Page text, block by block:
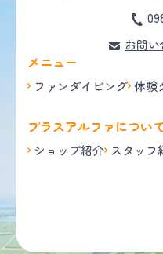
お問
メニュー
ファンダイビング 体験
プラスアルファについて
ショップ紹介 スタッフ